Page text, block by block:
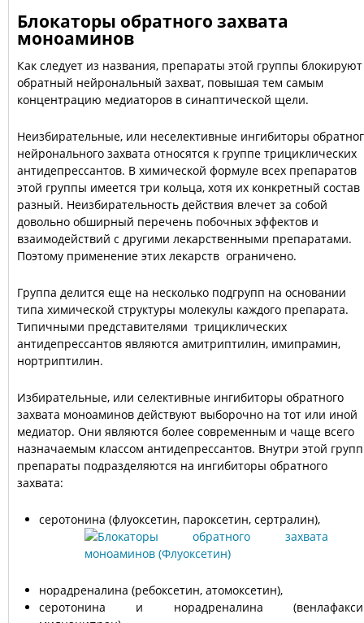
Блокаторы обратного захвата
моноаминов
Как следует из названия, препараты этой группы блокируют
обратный нейрональный захват, повышая тем самым
концентрацию медиаторов в синаптической щели.
Неизбирательные, или неселективные ингибиторы
нейронального захвата относятся к группе трициклических
антидепрессантов. В химической формуле всех препаратов
этой группы имеется три кольца, хотя их конкретный состав
разный. Неизбирательность действия влечет за собой
довольно обширный перечень побочных эффектов и
взаимодействий с другими лекарственными препаратами.
Поэтому применение этих лекарств ограничено.
Группа делится еще на несколько подгрупп на основании
типа химической структуры молекулы каждого препарата.
Типичными представителями трициклических
антидепрессантов являются амитриптилин, имипрамин,
нортриптилин.
Избирательные, или селективные ингибиторы обратного
захвата моноаминов действуют выборочно на тот или иной
медиатор. Они являются более современным и чаще всего
назначаемым классом антидепрессантов. Внутри этой
препараты подразделяются на ингибиторы обратного
захвата:
серотонина (флуоксетин, пароксетин, сертралин),
норадреналина (ребоксетин, атомоксетин),
серотонина и норадреналина